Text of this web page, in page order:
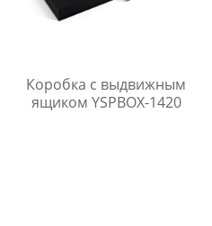
Коробка с выдвижным
ящиком YSPBOX-1420